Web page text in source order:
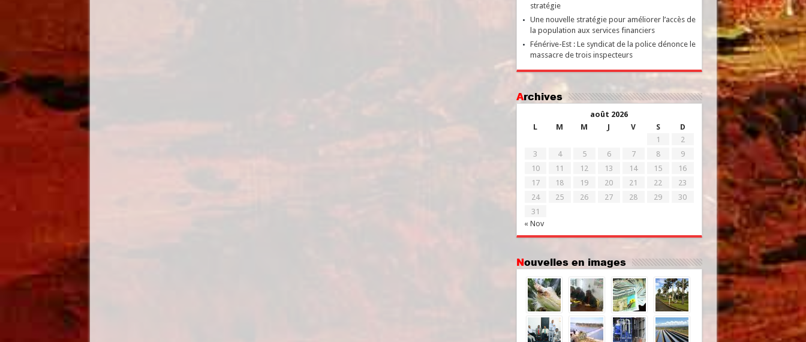
stratégie
Une nouvelle stratégie pour améliorer l’accès de
la population aux services financiers
Fénérive-Est : Le syndicat de la police dénonce le
massacre de trois inspecteurs
Archives
août 2026
L
M M J V S D
« Nov
1
2
3
4 5 6 7 8
9
10
11 12 13 14 15
16
17
18 19 20 21 22
23
24
25 26 27 28 29
30
31
Nouvelles en images